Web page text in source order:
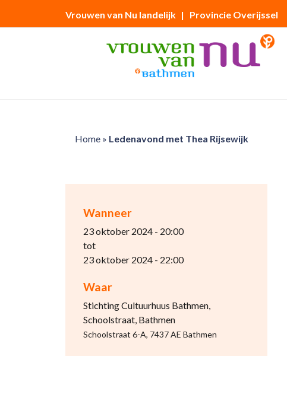
Vrouwen van Nu landelijk | Provincie Overijssel
Home» Ledenavond met Thea Rijsewijk
Wanneer
23 oktober 2024 - 20:00
tot
23 oktober 2024 - 22:00
Waar
Stichting Cultuurhuus Bathmen,
Schoolstraat, Bathmen
Schoolstraat 6-A, 7437 AE Bathmen